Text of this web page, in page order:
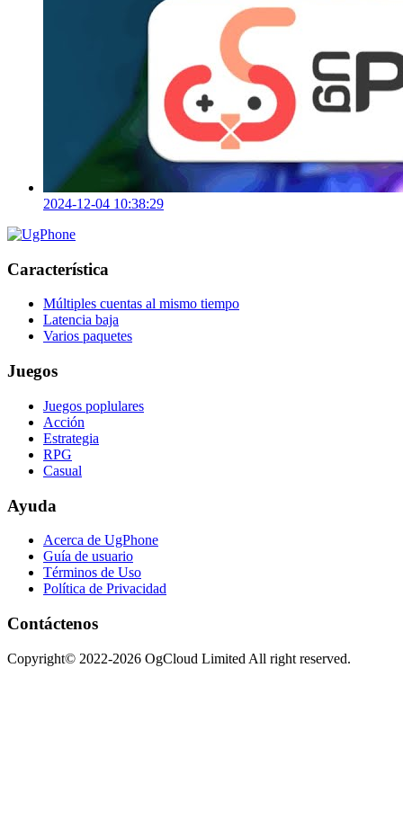
2024-12-04 10:38:29
Característica
Múltiples cuentas al mismo tiempo
Latencia baja
Varios paquetes
Juegos
Juegos poplulares
Acción
Estrategia
RPG
Casual
Ayuda
Acerca de UgPhone
Guía de usuario
Términos de Uso
Política de Privacidad
Contáctenos
Copyright© 2022-2026 OgCloud Limited All right reserved.